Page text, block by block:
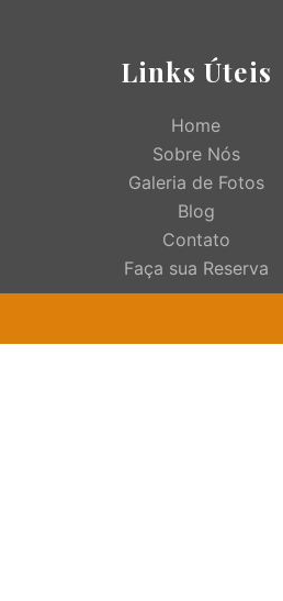
Links Úteis
Home
Sobre Nós
Galeria de Fotos
Blog
Contato
Faça sua Reserva